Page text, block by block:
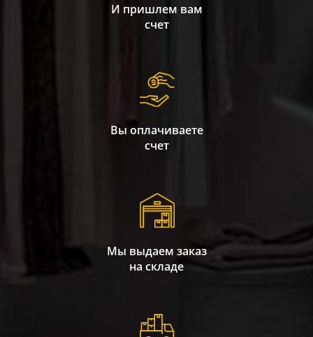
И пришлем вам
счет
Вы оплачиваете
счет
Мы выдаем заказ
на складе